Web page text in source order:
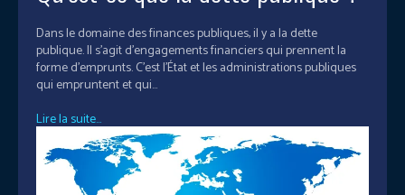
Dans le domaine des finances publiques, il y a la dette
publique. Il s’agit d’engagements financiers qui prennent la
forme d’emprunts. C’est l’État et les administrations publiques
qui empruntent et qui...
Lire la suite...